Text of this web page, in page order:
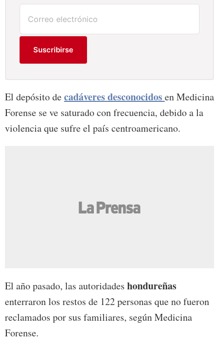
Suscribirse
El depósito decadáveres desconocidosen Medicina
Forense se ve saturado con frecuencia, debido a la
violencia que sufre el país centroamericano.
El año pasado, las autoridades hondureñas
enterraron los restos de 122 personas que no fueron
reclamados por sus familiares, según Medicina
Forense.